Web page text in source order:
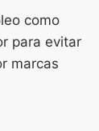
como
para evitar
marcas